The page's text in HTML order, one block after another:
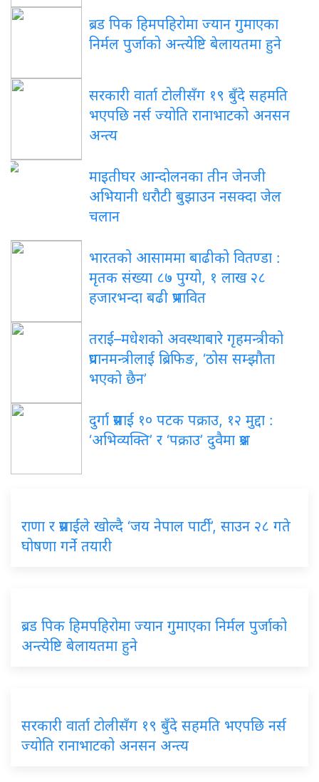
ब्रड पिक हिमपहिरोमा ज्यान गुमाएका
निर्मल पुर्जाको अन्त्येष्टि बेलायतमा हुने
सरकारी वार्ता टोलीसँग १९ बुँदे सहमति
भएपछि नर्स ज्योति रानाभाटको अनसन
अन्त्य
माइतीघर आन्दोलनका तीन जेनजी
अभियानी धरौटी बुझाउन नसक्दा जेल
चलान
भारतको आसाममा बाढीको वितण्डा :
मृतक संख्या ८७ पुग्यो, १ लाख २८
हजारभन्दा बढी प्रभावित
तराई–मधेशको अवस्थाबारे गृहमन्त्रीको
प्रधानमन्त्रीलाई ब्रिफिङ, ‘ठोस सम्झौता
भएको छैन’
दुर्गा प्रसाईं १० पटक पक्राउ, १२ मुद्दा :
‘अभिव्यक्ति’ र ‘पक्राउ’ दुवैमा प्रश्न
राणा र प्रसाईंले खोल्दै ‘जय नेपाल पार्टी’, साउन २८ गते
घोषणा गर्ने तयारी
ब्रड पिक हिमपहिरोमा ज्यान गुमाएका निर्मल पुर्जाको
अन्त्येष्टि बेलायतमा हुने
सरकारी वार्ता टोलीसँग १९ बुँदे सहमति भएपछि नर्स
ज्योति रानाभाटको अनसन अन्त्य